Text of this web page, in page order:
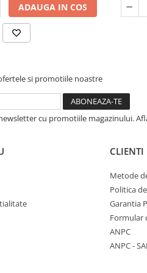
ADAUGA IN COS
si promotiile noastre
cu promotiile magazinului.
CLIENTI
Metode
Politica
Garantia
Formular
ANPC
ANPC -